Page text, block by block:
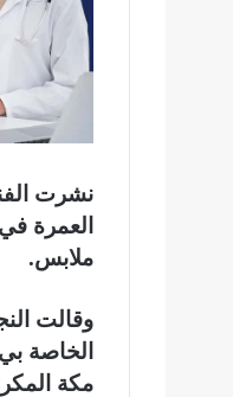
نشرت
العمرة
ملابس.
وقالت
الخاصة
مكة